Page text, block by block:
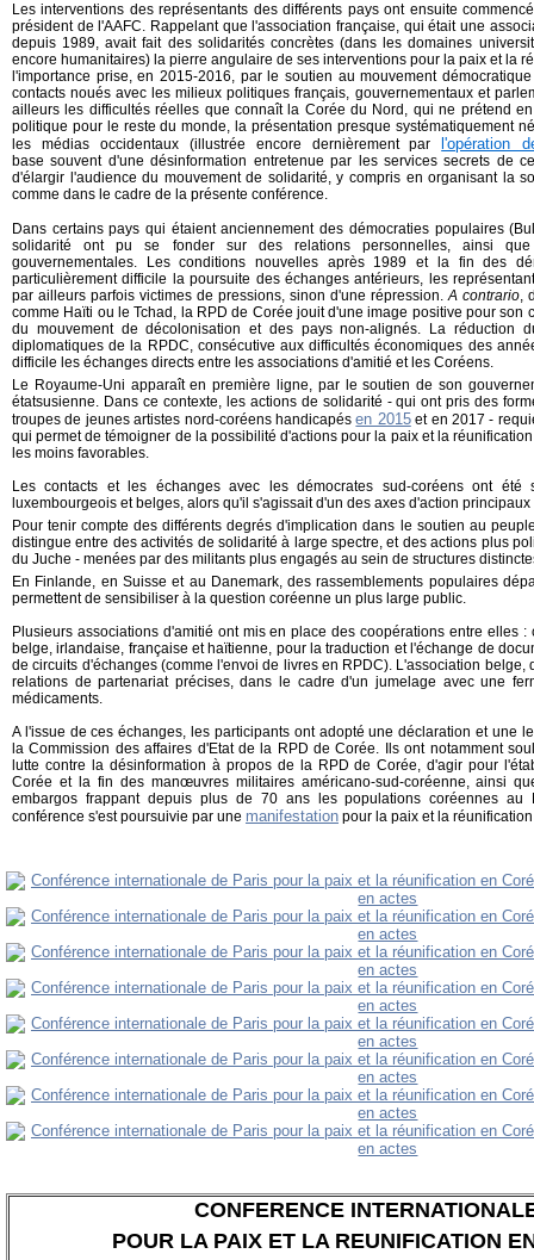
Les interventions des représentants des différents pays ont ensuite
président de l'AAFC. Rappelant que l'association française, qui était une
depuis 1989, avait fait des solidarités concrètes (dans les domaines
encore humanitaires) la pierre angulaire de ses interventions pour la paix et la
l'importance prise, en 2015-2016, par le soutien au mouvement
contacts noués avec les milieux politiques français, gouvernementaux et
ailleurs les difficultés réelles que connaît la Corée du Nord, qui ne prétend
politique pour le reste du monde, la présentation presque systématiquement
les médias occidentaux (illustrée encore dernièrement par
l'opération
base souvent d'une désinformation entretenue par les services secrets de
d'élargir l'audience du mouvement de solidarité, y compris en organisant la
comme dans le cadre de la présente conférence.
Dans certains pays qui étaient anciennement des démocraties populaires
solidarité ont pu se fonder sur des relations personnelles, ainsi
gouvernementales. Les conditions nouvelles après 1989 et la fin des
particulièrement difficile la poursuite des échanges antérieurs, les
par ailleurs parfois victimes de pressions, sinon d'une répression.A contrario,
comme Haïti ou le Tchad, la RPD de Corée jouit d'une image positive pour son
du mouvement de décolonisation et des pays non-alignés. La réduction
diplomatiques de la RPDC, consécutive aux difficultés économiques des
difficile les échanges directs entre les associations d'amitié et les Coréens.
Le Royaume-Uni apparaît en première ligne, par le soutien de son
étatsusienne. Dans ce contexte, les actions de solidarité - qui ont pris des
troupes de jeunes artistes nord-coréens handicapésen 2015et en 2017 -
qui permet de témoigner de la possibilité d'actions pour la paix et la
les moins favorables.
Les contacts et les échanges avec les démocrates sud-coréens ont été
luxembourgeois et belges, alors qu'il s'agissait d'un des axes d'action principaux
Pour tenir compte des différents degrés d'implication dans le soutien au
distingue entre des activités de solidarité à large spectre, et des actions plus
du Juche - menées par des militants plus engagés au sein de structures
En Finlande, en Suisse et au Danemark, des rassemblements populaires
permettent de sensibiliser à la question coréenne un plus large public.
Plusieurs associations d'amitié ont mis en place des coopérations entre elles
belge, irlandaise, française et haïtienne, pour la traduction et l'échange de
de circuits d'échanges (comme l'envoi de livres en RPDC). L'association belge,
relations de partenariat précises, dans le cadre d'un jumelage avec une
médicaments.
A l'issue de ces échanges, les participants ont adopté une déclaration et une
la Commission des affaires d'Etat de la RPD de Corée. Ils ont notamment
lutte contre la désinformation à propos de la RPD de Corée, d'agir pour
Corée et la fin des manœuvres militaires américano-sud-coréenne, ainsi
embargos frappant depuis plus de 70 ans les populations coréennes
conférence s'est poursuivie par une manifestation pour la paix et la
CONFERENCE
POUR LA PAIX ET LA REUNIFICATION